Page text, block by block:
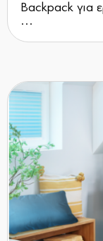
Backpack για
...